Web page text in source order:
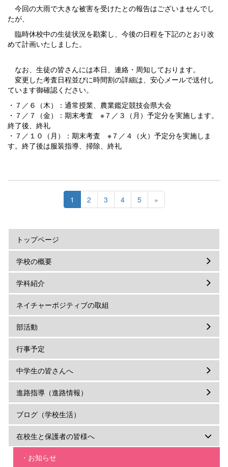
今回の大雨で大きな被害を受けたとの報告はございませんでし
たが、
臨時休校中の生徒状況を勘案し、今後の日程を下記のとおり改
めて計画いたしました。
なお、生徒の皆さんには本日、連絡・周知しております。
変更した考査日程並びに時間割の詳細は、安心メールで送付し
ています御確認ください。
・７／６（木）：通常授業、農業鑑定競技会県大会
・７／７（金）：期末考査 ※７／３（月）予定分を実施します。
終了後、終礼
・７／１０（月）：期末考査 ※７／４（火）予定分を実施しま
す。終了後は服装指導、掃除、終礼
1 2 3 4 5 »
トップページ
学校の概要
学科紹介
ネイチャーポジティブの取組
部活動
行事予定
中学生の皆さんへ
進路指導（進路情報）
ブログ（学校生活）
在校生と保護者の皆様へ
・お知らせ